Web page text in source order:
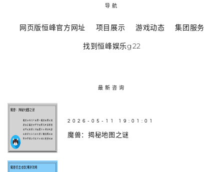
导航
网页版恒峰官方网址 项目展示 游戏动态 集团服务
找到恒峰娱乐g22
最新咨询
2026-05-11 19:01:01
魔兽：揭秘地图之谜